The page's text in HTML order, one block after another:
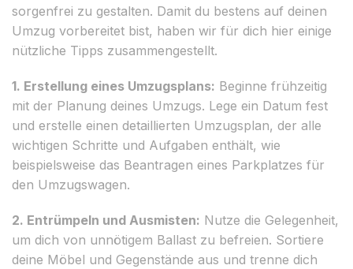
sorgenfrei zu gestalten. Damit du bestens auf deinen
Umzug vorbereitet bist, haben wir für dich hier einige
nützliche Tipps zusammengestellt.
1. Erstellung eines Umzugsplans: Beginne frühzeitig
mit der Planung deines Umzugs. Lege ein Datum fest
und erstelle einen detaillierten Umzugsplan, der alle
wichtigen Schritte und Aufgaben enthält, wie
beispielsweise das Beantragen eines Parkplatzes für
den Umzugswagen.
2. Entrümpeln und Ausmisten: Nutze die Gelegenheit,
um dich von unnötigem Ballast zu befreien. Sortiere
deine Möbel und Gegenstände aus und trenne dich